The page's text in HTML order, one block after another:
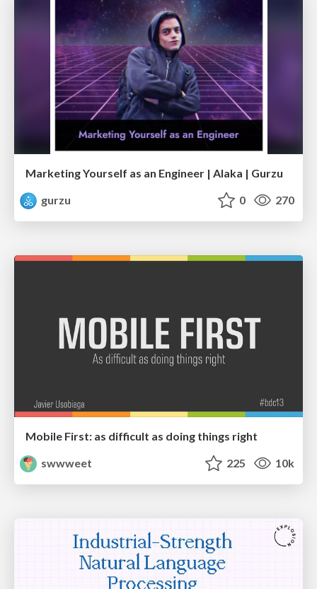
Marketing Yourself as an Engineer | Alaka | Gurzu
gurzu
0 270
Mobile First: as difficult as doing things right
swwweet
225 10k